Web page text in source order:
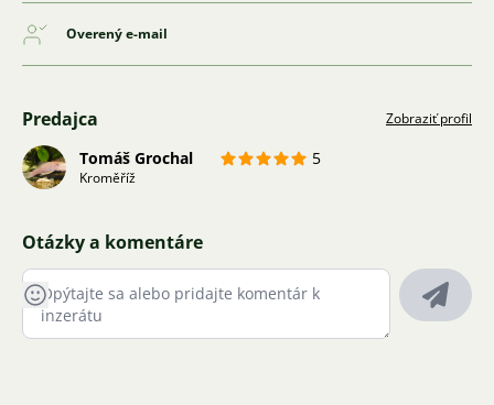
Overený e-mail
Predajca Zobraziť profil
Tomáš Grochal 5
Kroměříž
Otázky a komentáre